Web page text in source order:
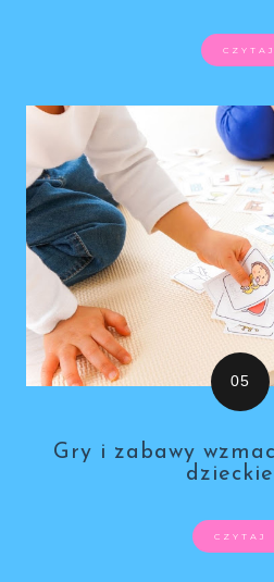
CZYTAJ
Gry i zabawy
CZYTAJ